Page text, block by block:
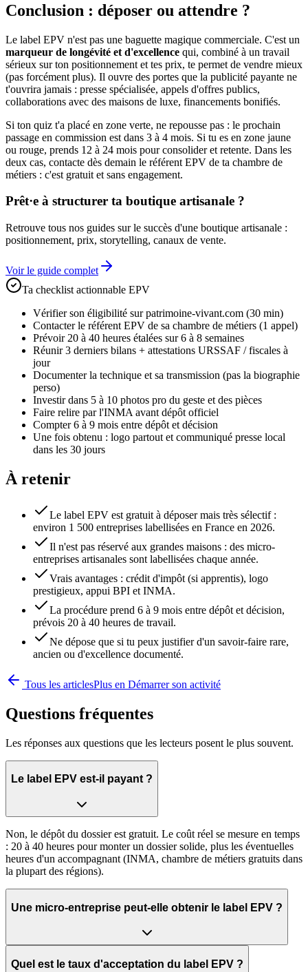
Conclusion : déposer ou attendre ?
Le label EPV n'est pas une baguette magique commerciale. C'est un
marqueur de longévité et d'excellence qui, combiné à un travail
sérieux sur ton positionnement et tes prix, te permet de vendre mieux
(pas forcément plus). Il ouvre des portes que la publicité payante ne
t'ouvrira jamais : presse spécialisée, appels d'offres publics,
collaborations avec des maisons de luxe, financements bonifiés.
Si ton quiz t'a placé en zone verte, ne repousse pas : le prochain
passage en commission est dans 3 à 4 mois. Si tu es en zone jaune
ou rouge, prends 12 à 24 mois pour consolider et retente. Dans les
deux cas, contacte dès demain le référent EPV de ta chambre de
métiers : c'est gratuit et sans engagement.
Prêt·e à structurer ta boutique artisanale ?
Retrouve tous nos guides sur le succès d'une boutique artisanale :
positionnement, prix, storytelling, canaux de vente.
Voir le guide complet
Ta checklist actionnable EPV
Vérifier son éligibilité sur patrimoine-vivant.com (30 min)
Contacter le référent EPV de sa chambre de métiers (1 appel)
Prévoir 20 à 40 heures étalées sur 6 à 8 semaines
Réunir 3 derniers bilans + attestations URSSAF / fiscales à
jour
Documenter la technique et sa transmission (pas la biographie
perso)
Investir dans 5 à 10 photos pro du geste et des pièces
Faire relire par l'INMA avant dépôt officiel
Compter 6 à 9 mois entre dépôt et décision
Une fois obtenu : logo partout et communiqué presse local
dans les 30 jours
À retenir
Le label EPV est gratuit à déposer mais très sélectif :
environ 1 500 entreprises labellisées en France en 2026.
Il n'est pas réservé aux grandes maisons : des micro-
entreprises artisanales sont labellisées chaque année.
Vrais avantages : crédit d'impôt (si apprentis), logo
prestigieux, appui BPI et INMA.
La procédure prend 6 à 9 mois entre dépôt et décision,
prévois 20 à 40 heures de travail.
Ne dépose que si tu peux justifier d'un savoir-faire rare,
ancien ou d'excellence documenté.
Tous les articlesPlus en Démarrer son activité
Questions fréquentes
Les réponses aux questions que les lecteurs posent le plus souvent.
Le label EPV est-il payant ?
Non, le dépôt du dossier est gratuit. Le coût réel se mesure en temps
: 20 à 40 heures pour monter un dossier solide, plus les éventuelles
heures d'un accompagnant (INMA, chambre de métiers gratuits dans
la plupart des régions).
Une micro-entreprise peut-elle obtenir le label EPV ?
Quel est le taux d'acceptation du label EPV ?